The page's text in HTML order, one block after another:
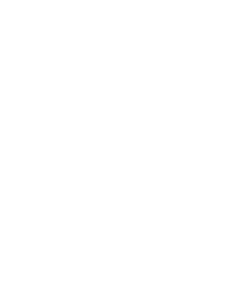
料品製造ライン管理・監督（工場長候補）／年
造工（擂潰士）／年収220万～320万円／つきじ